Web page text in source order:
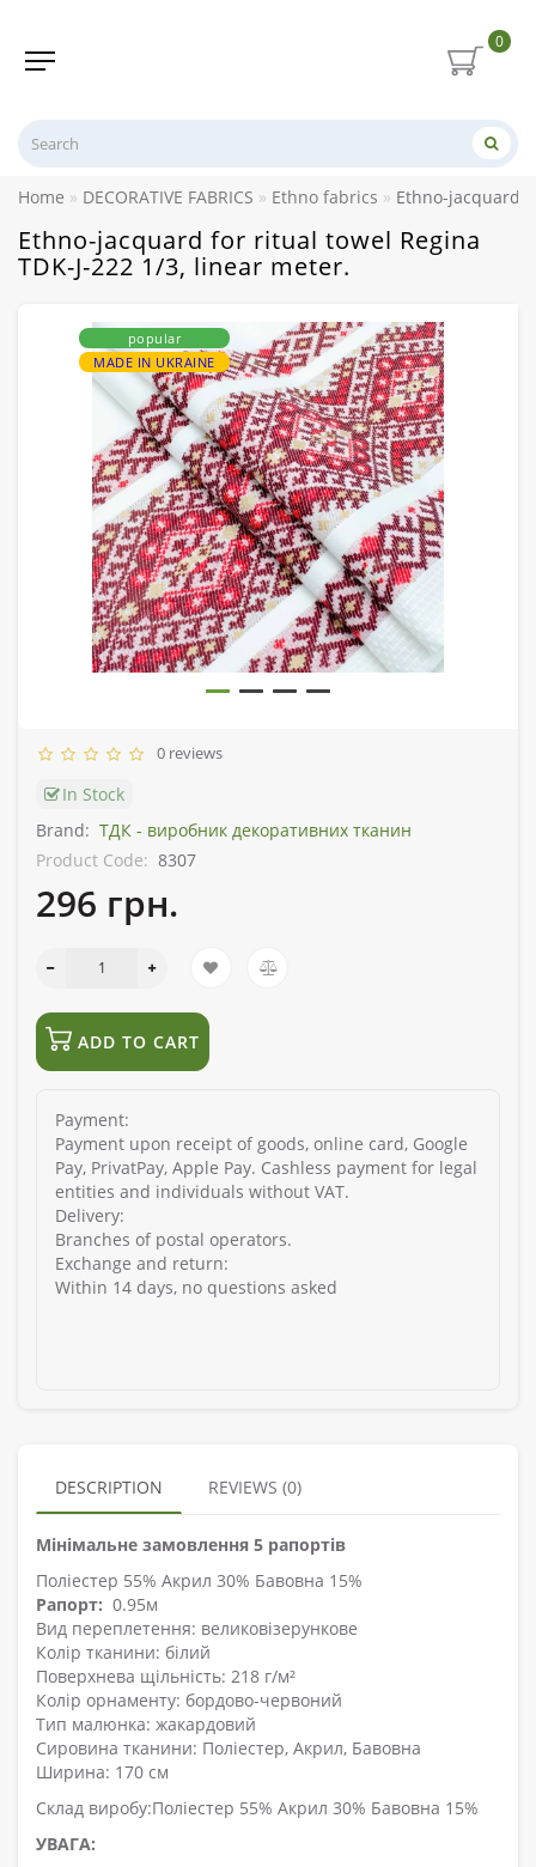
0
Home DECORATIVE FABRICS Ethno fabrics Ethno-jacquard
Ethno-jacquard for ritual towel Regina
TDK-J-222 1/3, linear meter.
popular
MADE IN UKRAINE
0 reviews
In Stock
Brand: ТДК - виробник декоративних тканин
Product Code: 8307
296 грн.
ADD TO CART
Payment:
Payment upon receipt of goods, online card, Google
Pay, PrivatPay, Apple Pay. Cashless payment for legal
entities and individuals without VAT.
Delivery:
Branches of postal operators.
Exchange and return:
Within 14 days, no questions asked
DESCRIPTION REVIEWS (0)
Мінімальне замовлення 5 рапортів
Поліестер 55% Акрил 30% Бавовна 15%
Рапорт: 0.95м
Вид переплетення: великовізерункове
Колір тканини: білий
Поверхнева щільність: 218 г/м²
Колір орнаменту: бордово-червоний
Тип малюнка: жакардовий
Сировина тканини: Поліестер, Акрил, Бавовна
Ширина: 170 см
Склад виробу:Поліестер 55% Акрил 30% Бавовна 15%
УВАГА: